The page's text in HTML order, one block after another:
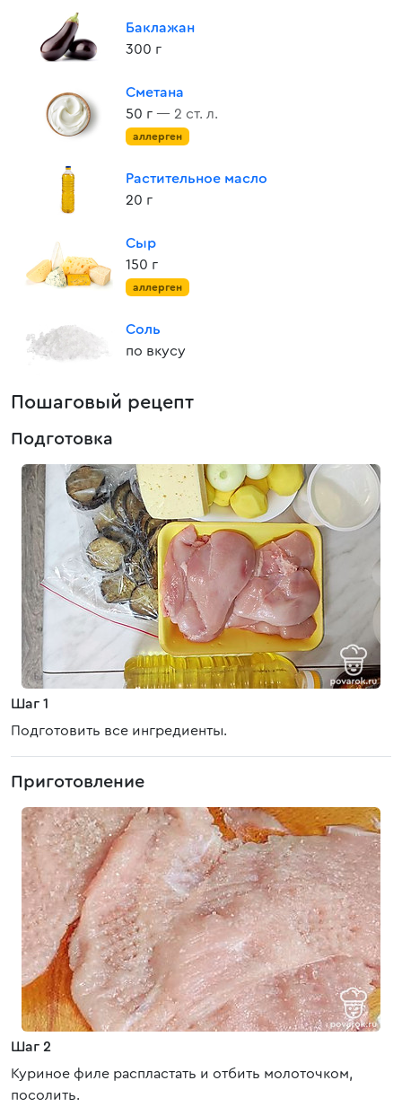
Баклажан
300 г
Сметана
50 г — 2 ст. л.
аллерген
Растительное масло
20 г
Сыр
150 г
аллерген
Соль
по вкусу
Пошаговый рецепт
Подготовка
Шаг 1
Подготовить все ингредиенты.
Приготовление
Шаг 2
Куриное филе распластать и отбить молоточком,
посолить.